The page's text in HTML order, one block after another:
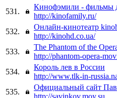
531.
Кинофэмили - фильмы
http://kinofamily.ru/
532.
Онлайн-кинотеатр
http://kinohd.co.ua/
533.
The Phantom of the
http://phantom-opera-
534.
Король лев в России
http://www.tlk-in-
535.
Официальный сайт
http://savinkov.moy.su